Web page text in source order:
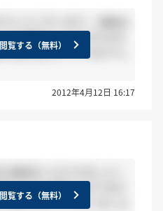
り翌日だったりまちまち
性を見られているのでし
覧する（無料）
2012年4月12日 16:17
ける方が終わるまでまだ
ありがとうございました
覧する（無料）